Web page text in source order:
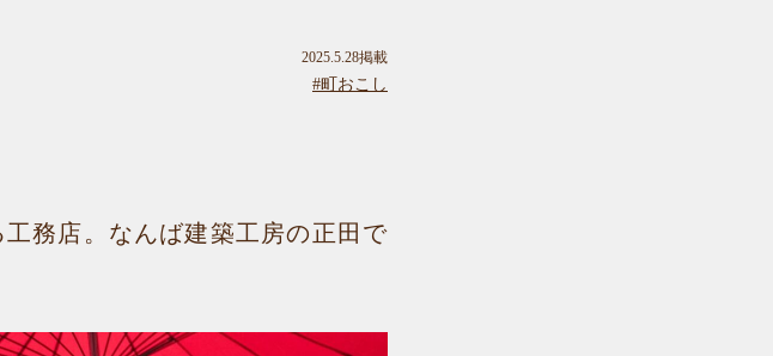
2025.5.28掲載
#町おこし
務店。なんば建築工房の正田で